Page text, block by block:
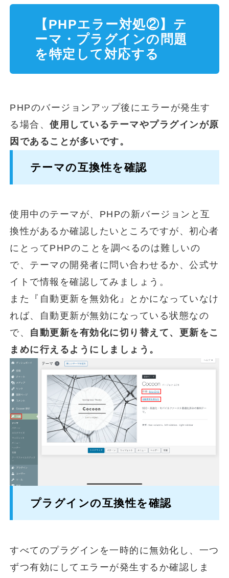
【PHPエラー対処②】テ
ーマ・プラグインの問題
を特定して対応する
PHPのバージョンアップ後にエラーが発生す
る場合、使用しているテーマやプラグインが原
因であることが多いです。
テーマの互換性を確認
使用中のテーマが、PHPの新バージョンと互
換性があるか確認したいところですが、初心者
にとってPHPのことを調べるのは難しいの
で、テーマの開発者に問い合わせるか、公式サ
イトで情報を確認してみましょう。
また『自動更新を無効化』とかになっていなけ
れば、自動更新が無効になっている状態なの
で、 自動更新を有効化に切り替えて、更新をこ
まめに行えるようにしましょう。
プラグインの互換性を確認
すべてのプラグインを一時的に無効化し、一つ
ずつ有効にしてエラーが発生するか確認しま